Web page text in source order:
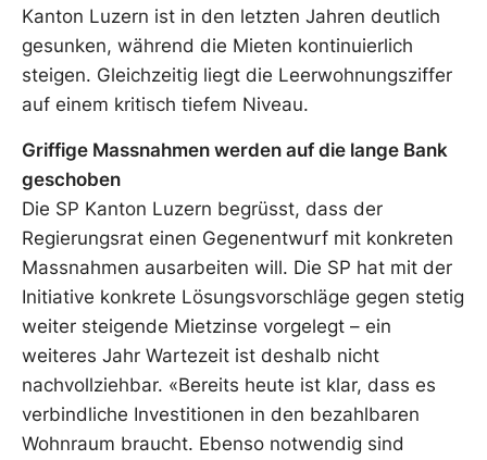
Kanton Luzern ist in den letzten Jahren deutlich
gesunken, während die Mieten kontinuierlich
steigen. Gleichzeitig liegt die Leerwohnungsziffer
auf einem kritisch tiefem Niveau.
Griffige Massnahmen werden auf die lange Bank
geschoben
Die SP Kanton Luzern begrüsst, dass der
Regierungsrat einen Gegenentwurf mit konkreten
Massnahmen ausarbeiten will. Die SP hat mit der
Initiative konkrete Lösungsvorschläge gegen stetig
weiter steigende Mietzinse vorgelegt – ein
weiteres Jahr Wartezeit ist deshalb nicht
nachvollziehbar. «Bereits heute ist klar, dass es
verbindliche Investitionen in den bezahlbaren
Wohnraum braucht. Ebenso notwendig sind